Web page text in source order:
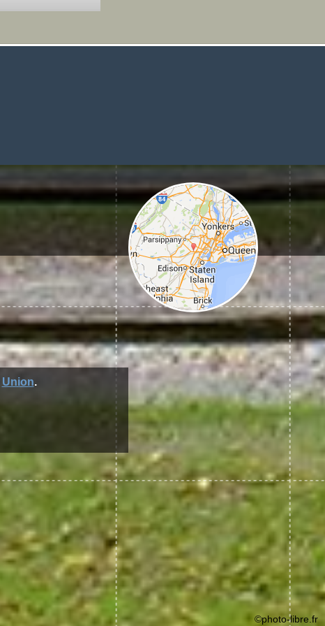
Union.
©photo-libre.fr